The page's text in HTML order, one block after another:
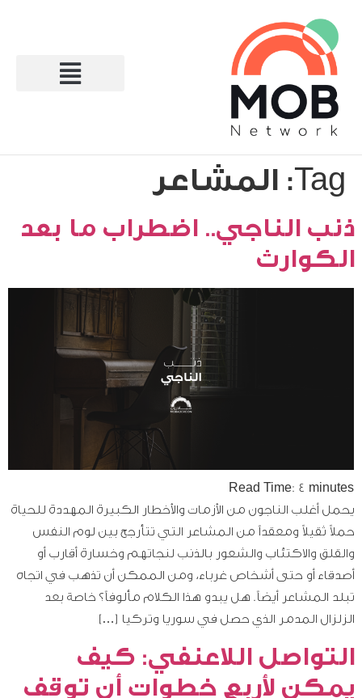
Tag: المشاعر
ذنب الناجي.. اضطراب ما بعد
الكوارث
Read Time: 4 minutes
يحمل أغلب الناجون من الأزمات والأخطار الكبيرة المهددة للحياة
حملاً ثقيلاً ومعقداً من المشاعر التي تتأرجح بين لوم النفس
والقلق والاكتئاب والشعور بالذنب لنجاتهم وخسارة أقارب أو
أصدقاء أو حتى أشخاص غرباء، ومن الممكن أن تذهب في اتجاه
تبلد المشاعر أيضاً. هل يبدو هذا الكلام مألوفاً؟ خاصة بعد
الزلزال المدمر الذي حصل في سوريا وتركيا […]
التواصل اللاعنفي: كيف
يمكن لأربع خطوات أن توقف